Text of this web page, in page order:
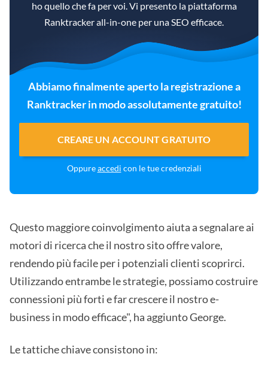
ho quello che fa per voi. Vi presento la piattaforma
Ranktracker all-in-one per una SEO efficace.
Abbiamo finalmente aperto la registrazione a
Ranktracker in modo assolutamente gratuito!
CREARE UN ACCOUNT GRATUITO
Oppureaccedi con le tue credenziali
Questo maggiore coinvolgimento aiuta a segnalare ai
motori di ricerca che il nostro sito offre valore,
rendendo più facile per i potenziali clienti scoprirci.
Utilizzando entrambe le strategie, possiamo costruire
connessioni più forti e far crescere il nostro e-
business in modo efficace", ha aggiunto George.
Le tattiche chiave consistono in: